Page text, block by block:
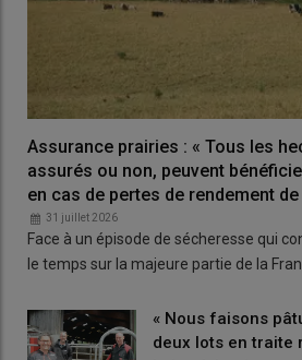
du bâtiment sont prévus pour la mise
en profiter pour repenser l’implantation
sont généralement insuffisants en
d’autant plus important si l’objectif est
comme améliorateur de
performance
Pour en savoir plus :Quatre
vos vaches boivent assez
vaches
Assurance prairies : « Tous les
assurés ou non, peuvent
en cas de pertes de rendement de
31 juillet 2026
Face à un épisode de sécheresse qui
le temps sur la majeure partie de la
« Nous faisons
deux lots en traite